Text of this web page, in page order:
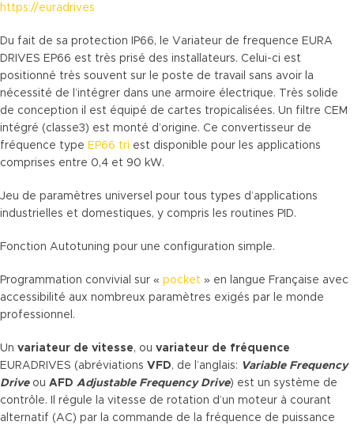
https://euradrives
Du fait de sa protection IP66, le Variateur de frequence EURA
DRIVES EP66 est très prisé des installateurs. Celui-ci est
positionné très souvent sur le poste de travail sans avoir la
nécessité de l’intégrer dans une armoire électrique. Très solide
de conception il est équipé de cartes tropicalisées. Un filtre CEM
intégré (classe3) est monté d’origine. Ce convertisseur de
fréquence type EP66 tri est disponible pour les applications
comprises entre 0,4 et 90 kW.
Jeu de paramètres universel pour tous types d’applications
industrielles et domestiques, y compris les routines PID.
Fonction Autotuning pour une configuration simple.
Programmation convivial sur « pocket » en langue Française avec
accessibilité aux nombreux paramètres exigés par le monde
professionnel.
Un variateur de vitesse, ou variateur de fréquence
EURADRIVES (abréviations VFD, de l’anglais: Variable Frequency
Driveou AFD Adjustable Frequency Drive) est un système de
contrôle. Il régule la vitesse de rotation d’un moteur à courant
alternatif (AC) par la commande de la fréquence de puissance